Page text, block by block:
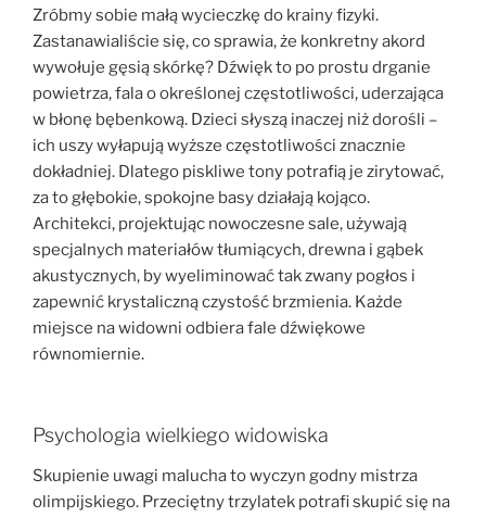
Zróbmy sobie małą wycieczkę do krainy fizyki.
Zastanawialiście się, co sprawia, że konkretny akord
wywołuje gęsią skórkę? Dźwięk to po prostu drganie
powietrza, fala o określonej częstotliwości, uderzająca
w błonę bębenkową. Dzieci słyszą inaczej niż dorośli –
ich uszy wyłapują wyższe częstotliwości znacznie
dokładniej. Dlatego piskliwe tony potrafią je zirytować,
za to głębokie, spokojne basy działają kojąco.
Architekci, projektując nowoczesne sale, używają
specjalnych materiałów tłumiących, drewna i gąbek
akustycznych, by wyeliminować tak zwany pogłos i
zapewnić krystaliczną czystość brzmienia. Każde
miejsce na widowni odbiera fale dźwiękowe
równomiernie.
Psychologia wielkiego widowiska
Skupienie uwagi malucha to wyczyn godny mistrza
olimpijskiego. Przeciętny trzylatek potrafi skupić się na